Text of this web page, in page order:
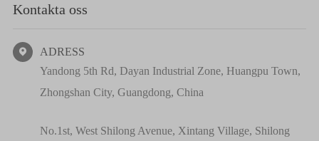
Kontakta oss

ADRESS
Yandong 5th Rd, Dayan Industrial Zone, Huangpu Town,
Zhongshan City, Guangdong, China
No.1st, West Shilong Avenue, Xintang Village, Shilong